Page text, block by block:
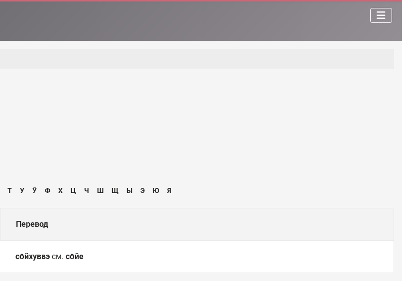
Т У Ӯ Ф Х Ц Ч Ш Щ Ы Э Ю Я
Перевод
со̄йхуввэ см. со̄йе